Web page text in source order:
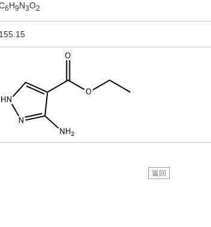
6H9N3O2
155.15
返回